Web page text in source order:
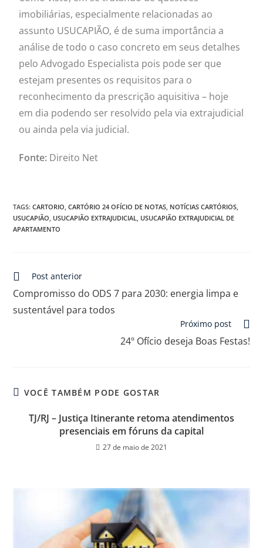
imobiliárias, especialmente relacionadas ao
assunto USUCAPIÃO, é de suma importância a
análise de todo o caso concreto em seus detalhes
pelo Advogado Especialista pois pode ser que
estejam presentes os requisitos para o
reconhecimento da prescrição aquisitiva – hoje
em dia podendo ser resolvido pela via extrajudicial
ou ainda pela via judicial.
Fonte: Direito Net
TAGS:CARTORIO, CARTÓRIO 24 OFÍCIO DE NOTAS, NOTÍCIAS CARTÓRIOS,
USUCAPIÃO, USUCAPIÃO EXTRAJUDICIAL, USUCAPIÃO EXTRAJUDICIAL DE
APARTAMENTO
Post anterior
Compromisso do ODS 7 para 2030: energia limpa e
sustentável para todos
Próximo post
24º Ofício deseja Boas Festas!
VOCÊ TAMBÉM PODE GOSTAR
TJ/RJ – Justiça Itinerante retoma atendimentos
presenciais em fóruns da capital
27 de maio de 2021